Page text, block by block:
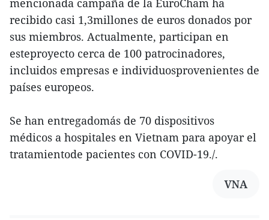
mencionada campaña de la EuroCham ha
recibido casi 1,3millones de euros donados por
sus miembros. Actualmente, participan en
esteproyecto cerca de 100 patrocinadores,
incluidos empresas e individuosprovenientes de
países europeos.
Se han entregadomás de 70 dispositivos
médicos a hospitales en Vietnam para apoyar el
tratamientode pacientes con COVID-19./.
VNA